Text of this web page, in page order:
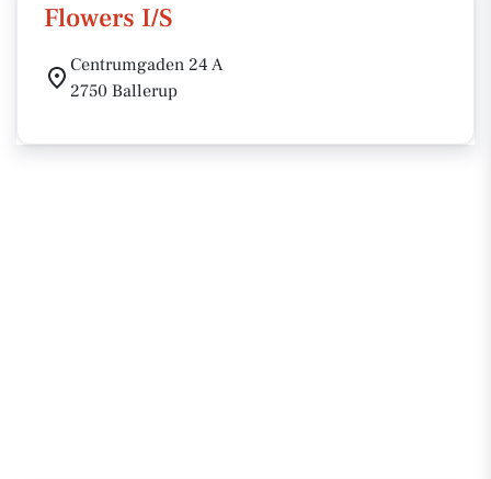
Flowers I/S
Centrumgaden 24 A
2750 Ballerup